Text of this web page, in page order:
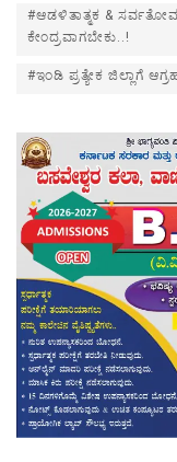
#ಆಡಳಿತಾತ್ಮಕ &
ಕೇಂದ್ರವಾಗಬೇಕು..!
#ಇಂಡಿ ಪ್ರತ್ಯೇಕ ಜಿಲ್ಲಾಗೆ